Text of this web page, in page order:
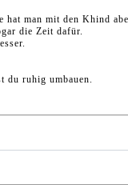
man mit den Khind
die Zeit dafür.
du ruhig umbauen.